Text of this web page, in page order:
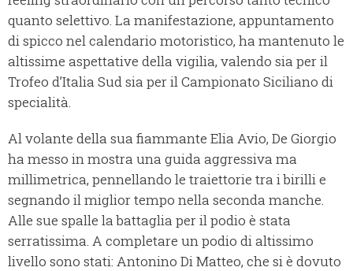
quanto selettivo. La manifestazione, appuntamento
di spicco nel calendario motoristico, ha mantenuto le
altissime aspettative della vigilia, valendo sia per il
Trofeo d’Italia Sud sia per il Campionato Siciliano di
specialità.
Al volante della sua fiammante Elia Avio, De Giorgio
ha messo in mostra una guida aggressiva ma
millimetrica, pennellando le traiettorie tra i birilli e
segnando il miglior tempo nella seconda manche.
Alle sue spalle la battaglia per il podio è stata
serratissima. A completare un podio di altissimo
livello sono stati: Antonino Di Matteo, che si è dovuto